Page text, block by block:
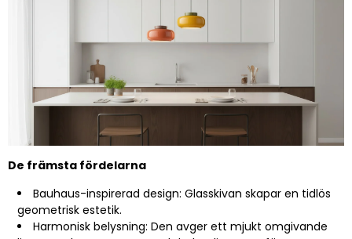
De främsta fördelarna
Bauhaus-inspirerad design: Glasskivan skapar en tidlös
geometrisk estetik.
Harmonisk belysning: Den avger ett mjukt omgivande